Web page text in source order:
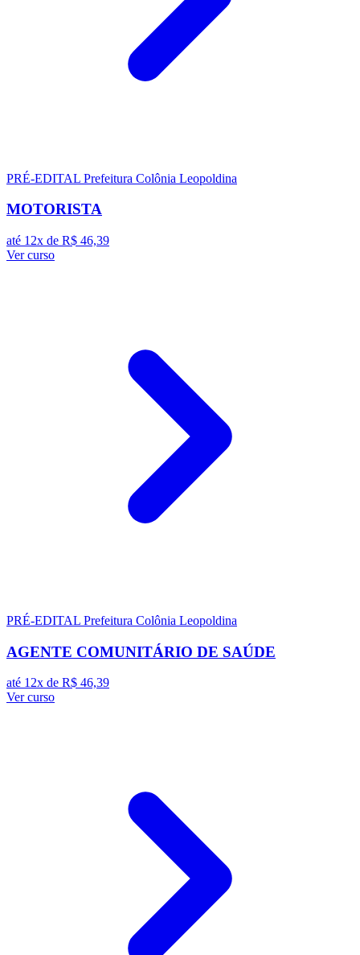
PRÉ-EDITAL Prefeitura Colônia Leopoldina
MOTORISTA
até 12x de R$ 46,39
Ver curso
PRÉ-EDITAL Prefeitura Colônia Leopoldina
AGENTE COMUNITÁRIO DE SAÚDE
até 12x de R$ 46,39
Ver curso